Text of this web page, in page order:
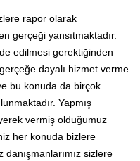
rapor olarak
gerçeği yansıtmaktadır.
edilmesi gerektiğinden
dayalı hizmet verme
bu konuda da birçok
Yapmış
vermiş olduğumuz
her konuda bizlere
sizlere